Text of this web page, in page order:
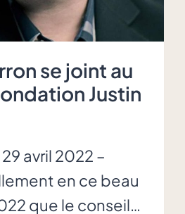
se joint au
Justin
avril 2022 –
en ce beau
que le conseil…